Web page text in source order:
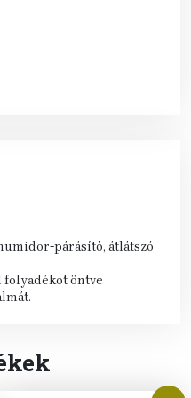
párásító, átlátszó
öntve